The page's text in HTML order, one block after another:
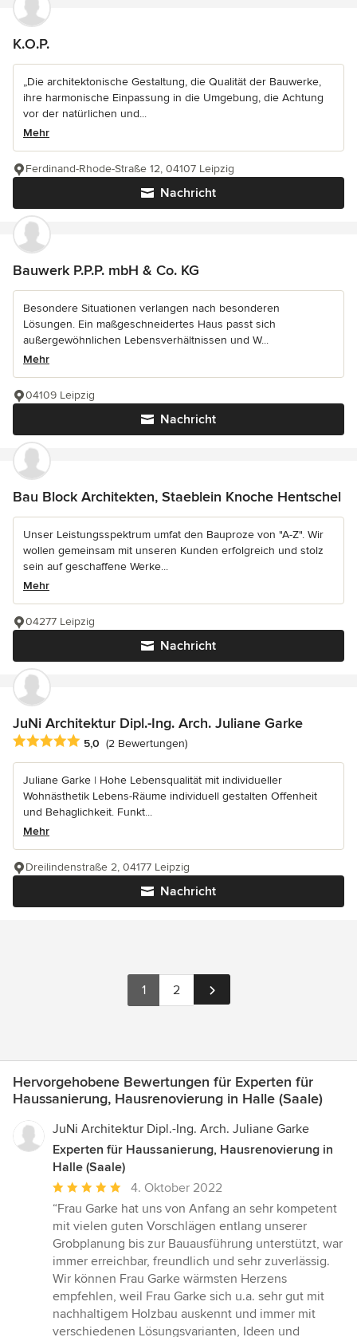
K.O.P.
„Die architektonische Gestaltung, die Qualität der Bauwerke,
ihre harmonische Einpassung in die Umgebung, die Achtung
vor der natürlichen und...
Mehr
Nachricht
Ferdinand-Rhode-Straße 12, 04107 Leipzig
Bauwerk P.P.P. mbH & Co. KG
Besondere Situationen verlangen nach besonderen
Lösungen. Ein maßgeschneidertes Haus passt sich
außergewöhnlichen Lebensverhältnissen und W...
Mehr
Nachricht
04109 Leipzig
Bau Block Architekten, Staeblein Knoche Hentschel
Unser Leistungsspektrum umfat den Bauproze von "A-Z". Wir
wollen gemeinsam mit unseren Kunden erfolgreich und stolz
sein auf geschaffene Werke...
Mehr
Nachricht
04277 Leipzig
JuNi Architektur Dipl.-Ing. Arch. Juliane Garke
Durchschnittliche Bewertung: 5 von 5 Sternen
5,0 (2 Bewertungen)
Juliane Garke | Hohe Lebensqualität mit individueller
Wohnästhetik Lebens-Räume individuell gestalten Offenheit
und Behaglichkeit. Funkt...
Mehr
Nachricht
Dreilindenstraße 2, 04177 Leipzig
1 2
Hervorgehobene Bewertungen für Experten für
Haussanierung, Hausrenovierung in Halle (Saale)
JuNi Architektur Dipl.-Ing. Arch. Juliane Garke
Experten für Haussanierung, Hausrenovierung in
Halle (Saale)
Durchschnittliche
Bewertung:
5
von
5
Sternen
4. Oktober 2022
“Frau Garke hat uns von Anfang an sehr kompetent
mit vielen guten Vorschlägen entlang unserer
Grobplanung bis zur Bauausführung unterstützt, war
immer erreichbar, freundlich und sehr zuverlässig.
Wir können Frau Garke wärmsten Herzens
empfehlen, weil Frau Garke sich u.a. sehr gut mit
nachhaltigem Holzbau auskennt und immer mit
verschiedenen Lösungsvarianten, Ideen und